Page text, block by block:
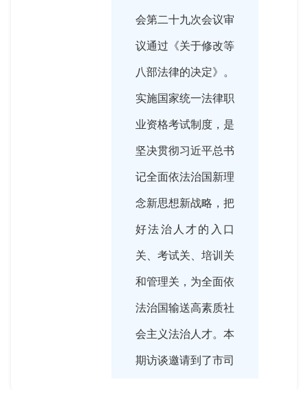
会第二十九次会议审
议通过《关于修改等
八部法律的决定》。
实施国家统一法律职
业资格考试制度，是
坚决贯彻习近平总书
记全面依法治国新理
念新思想新战略，把
好法治人才的入口
关、考试关、培训关
和管理关，为全面依
法治国输送高素质社
会主义法治人才。本
期访谈邀请到了市司